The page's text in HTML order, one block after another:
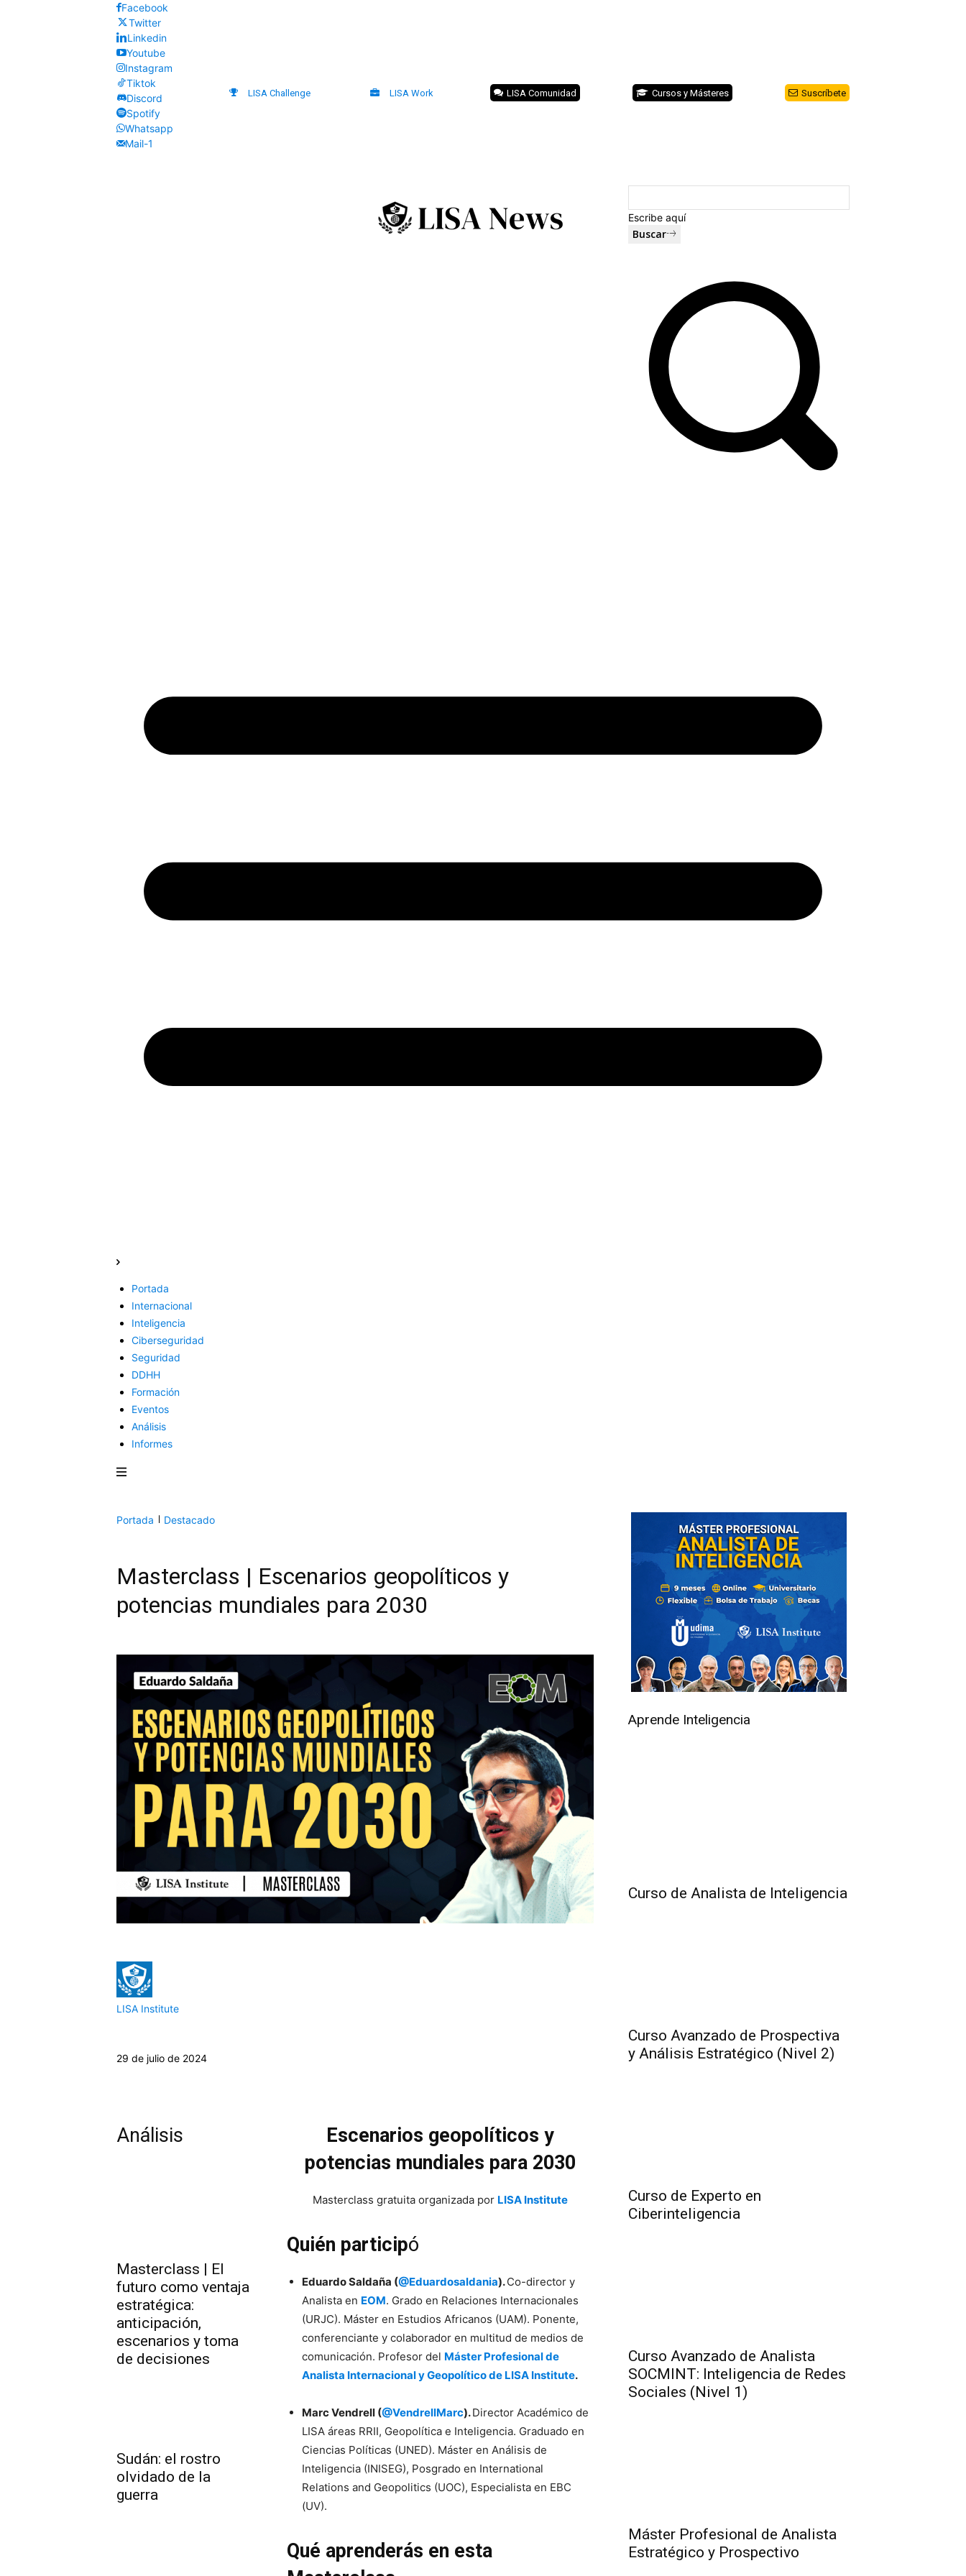
Suscríbete
Cursos y Másteres
LISA Comunidad
LISA Work
LISA Challenge
Facebook
Twitter
Linkedin
Youtube
Instagram
Tiktok
Discord
Spotify
Whatsapp
Mail-1
Escribe aquí
Buscar
Portada
Internacional
Inteligencia
Ciberseguridad
Seguridad
DDHH
Formación
Eventos
Análisis
Informes
Portada Destacado
Masterclass | Escenarios geopolíticos y
potencias mundiales para 2030
LISA Institute
29 de julio de 2024
Análisis
Masterclass | El
futuro como ventaja
estratégica:
anticipación,
escenarios y toma
de decisiones
Sudán: el rostro
olvidado de la
guerra
Escenarios geopolíticos y
potencias mundiales para 2030
Masterclass gratuita organizada por LISA Institute
Quién participó
Eduardo Saldaña (@Eduardosaldania).Co-director y
Analista en EOM. Grado en Relaciones Internacionales
(URJC). Máster en Estudios Africanos (UAM). Ponente,
conferenciante y colaborador en multitud de medios de
comunicación. Profesor del Máster Profesional de
Analista Internacional y Geopolítico de LISA Institute.
Marc Vendrell (@VendrellMarc).Director Académico de
LISA áreas RRII, Geopolítica e Inteligencia. Graduado en
Ciencias Políticas (UNED). Máster en Análisis de
Inteligencia (INISEG), Posgrado en International
Relations and Geopolitics (UOC), Especialista en EBC
(UV).
Qué aprenderás en esta
Aprende Inteligencia
Curso de Analista de Inteligencia
Curso Avanzado de Prospectiva
y Análisis Estratégico (Nivel 2)
Curso de Experto en
Ciberinteligencia
Curso Avanzado de Analista
SOCMINT: Inteligencia de Redes
Sociales (Nivel 1)
Máster Profesional de Analista
Estratégico y Prospectivo